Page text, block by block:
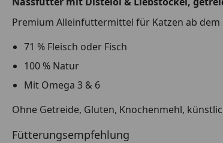
Premium Alleinfuttermittel für Katzen ab
71 % Fleisch oder Fisch
100 % Natur
Mit Omega 3 & 6
Ohne Getreide, Gluten, Knochenmehl,
Fütterungsempfehlung